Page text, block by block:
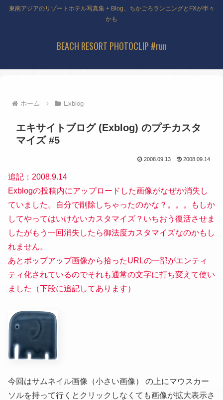
東南アジアのリゾートホテル写真集 + Blog、ちかごろランニングとFXが半々
かも
BEACH RESORT PHOTOCLIP #run
ホーム Exblog
エキサイトブログ (Exblog) のプチカスタ
マイズ #5
2008.09.13 2008.09.14
追記：2008.9.14
Exblogの投稿内にアップロードした画像がなぜか消失し
ていました。自分で削除しちゃったのかな？。。。もしか
してやってはいけないカスタマイズ？いちおう復活させま
したがもう一回消失したら御法度カスタマイズなのかもし
れません。
あとポップアップ画像から拾ったURLの一部がエンティ
ティ化されているのでそれも通常の文字に打ち変えて使い
ました（下段に追記してあります）
今回はサムネイル画像 （小さい画像）
の上にマウスカー
ソルを持って行くとクリックしなくても画像が拡大表示さ